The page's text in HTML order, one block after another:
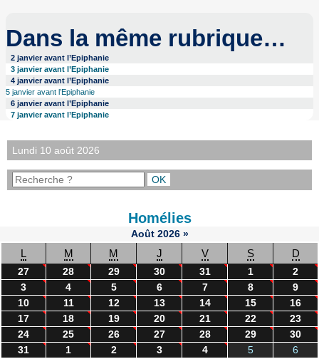
Dans la même rubrique…
2 janvier avant l’Epiphanie
3 janvier avant l’Epiphanie
4 janvier avant l’Epiphanie
5 janvier avant l’Epiphanie
6 janvier avant l’Epiphanie
7 janvier avant l’Epiphanie
Lundi 10 août 2026
Homélies
Août 2026 »
L M M J V S D
27 28 29 30 31 1
2
3
4 5 6 7 8
9
10
11 12 13 14 15
16
17
18 19 20 21 22
23
24
25 26 27 28 29
30
31
1 2 3 4 5 6